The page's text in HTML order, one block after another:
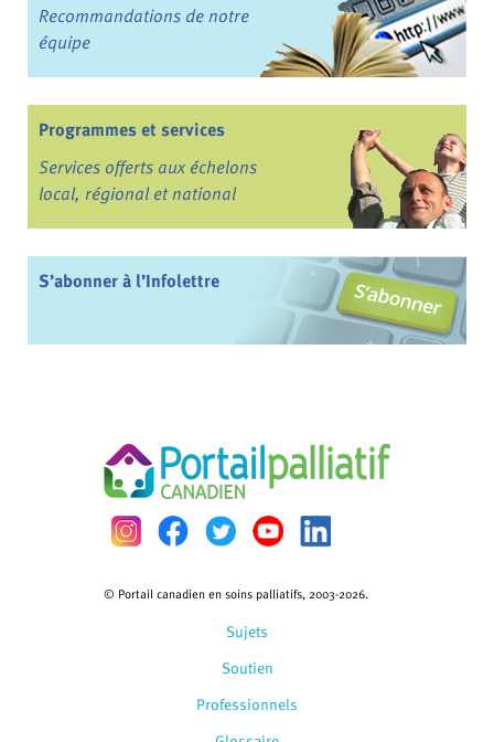
Recommandations de notre
équipe
Programmes et services
Services offerts aux échelons
local, régional et national
S’abonner à l’Infolettre
Sujets
Soutien
Professionnels
© Portail canadien en soins palliatifs, 2003-2026.